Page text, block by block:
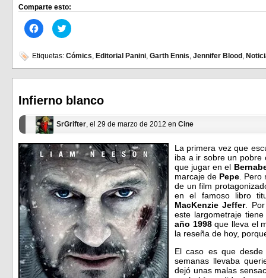
Comparte esto:
Haz
clic
en
Facebook
(Se
abre
ventana
nueva)
Haz
clic
en
(Se
abre
ventana
nueva)
Etiquetas: Cómics, Editorial Panini, Garth Ennis, Jennifer Blood ,
Infierno blanco
SrGrifter, el 29 de marzo de 2012 en Cine
La primera vez que
iba a ir sobre un pobre
que jugar en el
marcaje de Pepe .
de un film
en el famoso libro
MacKenzie Jeffer.
este largometraje
año 1998que lleva el
la reseña de hoy,
El caso es que
semanas llevaba
dejó unas malas